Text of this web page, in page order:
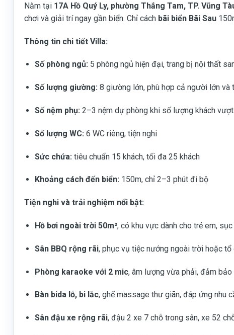
Nằm tại 17A Hồ Quý Ly, phường Thắng Tam, TP. Vũng
chơi và giải trí ngay gần biển. Chỉ cách bãi biển Bãi Sau
Thông tin chi tiết Villa:
Số phòng ngủ: 5 phòng ngủ hiện đại, trang bị nội thất
Số lượng giường: 8 giường lớn, phù hợp cả người lớn và
Số nệm phụ: 2–3 nệm dự phòng khi số lượng khách
Số lượng WC: 6 WC riêng, tiện nghi
Sức chứa: tiêu chuẩn 15 khách, tối đa 25 khách
Khoảng cách đến biển: 150m, chỉ 2–3 phút đi bộ
Tiện nghi và trải nghiệm nổi bật:
Hồ bơi ngoài trời 50m², có khu vực dành cho trẻ em,
Sân BBQ rộng rãi, phục vụ tiệc nướng ngoài trời hoặc
Phòng karaoke với 2 mic, âm lượng vừa phải, đảm
Bàn bida lỗ, bi lắc, ghế massage thư giãn, đáp ứng nhu
Sân đậu xe rộng rãi, đậu 2 xe 7 chỗ trong sân, xe 52